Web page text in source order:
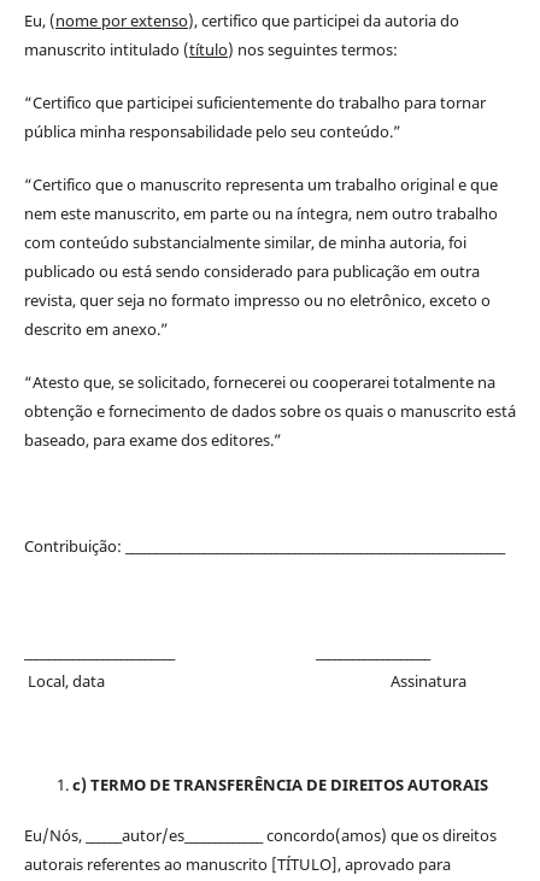
Eu, (nome por extenso), certifico que participei da autoria do
manuscrito intitulado (título) nos seguintes termos:
“Certifico que participei suficientemente do trabalho para tornar
pública minha responsabilidade pelo seu conteúdo.”
“Certifico que o manuscrito representa um trabalho original e que
nem este manuscrito, em parte ou na íntegra, nem outro trabalho
com conteúdo substancialmente similar, de minha autoria, foi
publicado ou está sendo considerado para publicação em outra
revista, quer seja no formato impresso ou no eletrônico, exceto o
descrito em anexo.”
“Atesto que, se solicitado, fornecerei ou cooperarei totalmente na
obtenção e fornecimento de dados sobre os quais o manuscrito está
baseado, para exame dos editores.”
Contribuição: _______________________________________________________________
Local, data Assinatura
c) TERMO DE TRANSFERÊNCIA DE DIREITOS AUTORAIS
Eu/Nós, ______autor/es_____________ concordo(amos) que os direitos
autorais referentes ao manuscrito [TÍTULO], aprovado para